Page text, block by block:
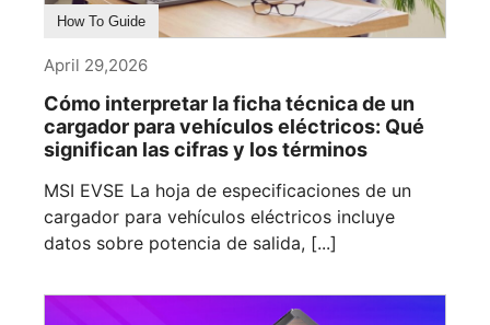
How To Guide
April 29,2026
Cómo interpretar la ficha técnica de un
cargador para vehículos eléctricos: Qué
significan las cifras y los términos
MSI EVSE La hoja de especificaciones de un
cargador para vehículos eléctricos incluye
datos sobre potencia de salida, [...]